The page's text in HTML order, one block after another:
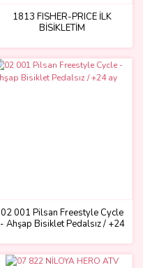
1813 FISHER-PRICE İLK
BİSİKLETİM
02 001 Pilsan Freestyle Cycle
- Ahşap Bisiklet Pedalsız / +24